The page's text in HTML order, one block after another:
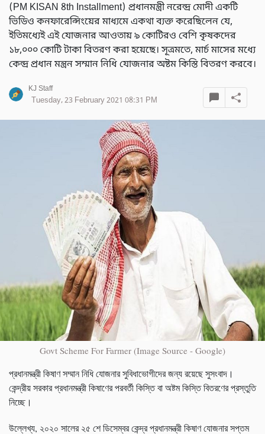
(PM KISAN 8th Installment) প্রধানমন্ত্রী নরেন্দ্র মোদী একটি
ভিডিও কনফারেন্সিংয়ের মাধ্যমে একথা ব্যক্ত করেছিলেন যে,
ইতিমধ্যেই এই যোজনার আওতায় ৯ কোটিরও বেশি কৃষকদের
১৮,০০০ কোটি টাকা বিতরণ করা হয়েছে। সূত্রমতে, মার্চ মাসের মধ্যে
কেন্দ্র প্রধান মন্ত্রন সম্মান নিধি যোজনার অষ্টম কিস্তি বিতরণ করবে।
KJ Staff
Tuesday, 23 February 2021 08:31 PM
Govt Scheme For Farmer (Image Source - Google)
প্রধানমন্ত্রী কিষাণ সম্মান নিধি যোজনার সুবিধাভোগীদের জন্য রয়েছে সুসংবাদ।
কেন্দ্রীয় সরকার প্রধানমন্ত্রী কিষাণের পরবর্তী কিস্তি বা অষ্টম কিস্তি বিতরণের প্রস্তুতি
নিচ্ছে।
উল্লেখ্য, ২০২০ সালের ২৫ শে ডিসেম্বর কেন্দ্র প্রধানমন্ত্রী কিষাণ যোজনার সপ্তম